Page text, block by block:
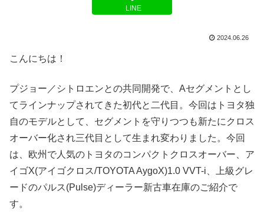
LINE
2024.06.26
こんにちは！
プジョー／シトロエンとの共同開発で、Aセグメントとし
てラインナップされてきた初代と二代目。今回はトヨタ独
自のモデルとして、セグメントを守りつつも新たにクロス
オーバー化され三代目として生まれ変わりました。今回
は、欧州で人気のトヨタのコンパクトクロスオーバー、ア
イゴX(アイゴクロス/TOYOTA AygoX)1.0 VVT-i、上級グレ
ードのパルス(Pulse)ディーラー新古車在庫のご紹介で
す。